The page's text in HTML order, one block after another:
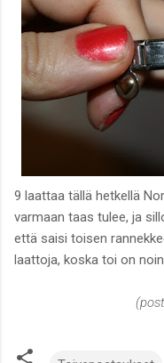
9 laattaa tällä hetkellä
varmaan taas tulee, ja
että saisi toisen
laattoja, koska toi on